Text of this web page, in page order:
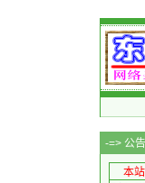
-=> 公
本